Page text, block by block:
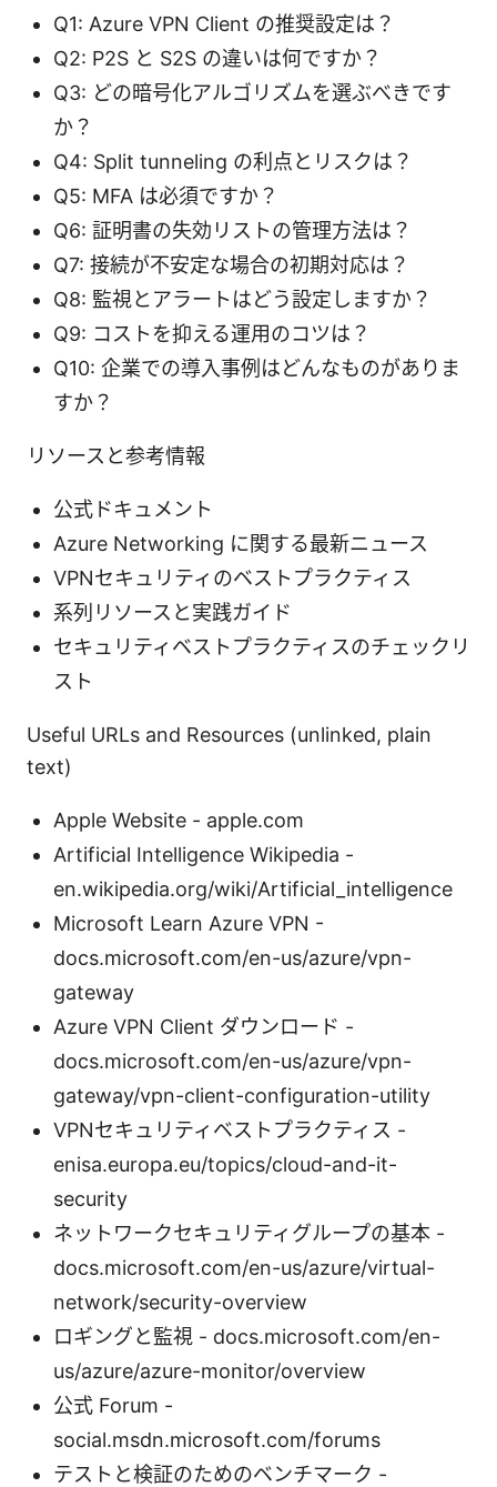
Q1: Azure VPN Client の推奨設定は？
Q2: P2S と S2S の違いは何ですか？
Q3: どの暗号化アルゴリズムを選ぶべきです
か？
Q4: Split tunneling の利点とリスクは？
Q5: MFA は必須ですか？
Q6: 証明書の失効リストの管理方法は？
Q7: 接続が不安定な場合の初期対応は？
Q8: 監視とアラートはどう設定しますか？
Q9: コストを抑える運用のコツは？
Q10: 企業での導入事例はどんなものがありま
すか？
リソースと参考情報
公式ドキュメント
Azure Networking に関する最新ニュース
VPNセキュリティのベストプラクティス
系列リソースと実践ガイド
セキュリティベストプラクティスのチェックリ
スト
Useful URLs and Resources (unlinked, plain
text)
Apple Website - apple.com
Artificial Intelligence Wikipedia -
en.wikipedia.org/wiki/Artificial_intelligence
Microsoft Learn Azure VPN -
docs.microsoft.com/en-us/azure/vpn-
gateway
Azure VPN Client ダウンロード -
docs.microsoft.com/en-us/azure/vpn-
gateway/vpn-client-configuration-utility
VPNセキュリティベストプラクティス -
enisa.europa.eu/topics/cloud-and-it-
security
ネットワークセキュリティグループの基本 -
docs.microsoft.com/en-us/azure/virtual-
network/security-overview
ロギングと監視 - docs.microsoft.com/en-
us/azure/azure-monitor/overview
公式 Forum -
social.msdn.microsoft.com/forums
テストと検証のためのベンチマーク -